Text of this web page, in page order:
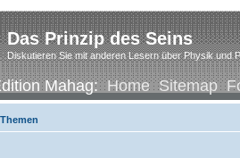
Das Prinzip des Seins
Diskutieren Sie mit anderen Lesern über Physik und
Mahag:Home Sitemap